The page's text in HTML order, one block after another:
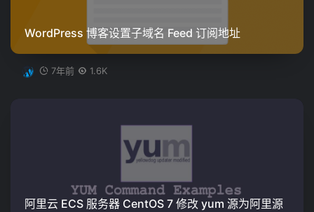
WordPress 博客设置子域名 Feed 订阅地址
7年前 1.6K
阿里云 ECS 服务器 CentOS 7 修改 yum 源为阿里源